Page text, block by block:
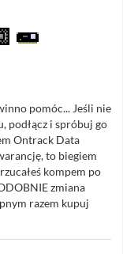
pomóc... Jeśli nie
podłącz i spróbuj go
Ontrack Data
to biegiem
kompem po
zmiana
razem kupuj